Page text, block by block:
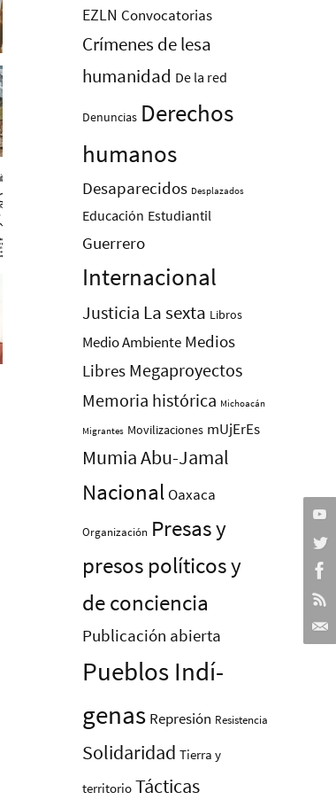
EZLN Convocatorias
Crímenes de lesa
humanidad De la red
Denuncias Derechos
humanos
Desaparecidos Desplazados
Educación Estudiantil
Guerrero
Internacional
Justicia La sexta Libros
Medio Ambiente Medios
Libres Megaproyectos
Memoria histórica Michoacán
Migrantes Movilizaciones mUjErEs
Mumia Abu-Jamal
Nacional Oaxaca
Organización Presas y
presos polí­ticos y
de conciencia
Publicación abierta
Pueblos Indí­
genas Represión Resistencia
Solidaridad Tierra y
territorio Tácticas